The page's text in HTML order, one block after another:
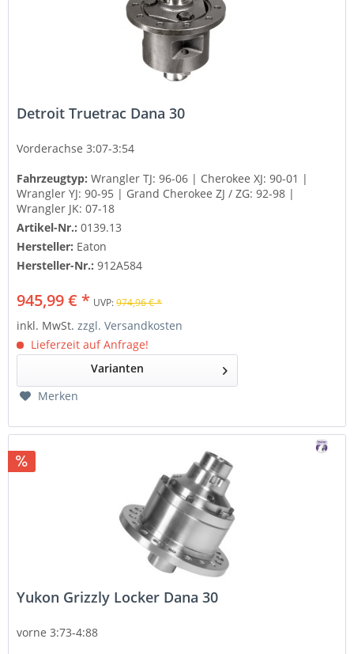
Detroit Truetrac Dana 30
Vorderachse 3:07-3:54
Fahrzeugtyp:Wrangler TJ: 96-06 | Cherokee XJ: 90-01 |
Wrangler YJ: 90-95 | Grand Cherokee ZJ / ZG: 92-98 |
Wrangler JK: 07-18
Artikel-Nr.:0139.13
Hersteller: Eaton
Hersteller-Nr.:912A584
945,99 € * UVP:974,96 € *
inkl. MwSt.zzgl. Versandkosten
Lieferzeit auf Anfrage!
Varianten
Merken
Yukon Grizzly Locker Dana 30
vorne 3:73-4:88